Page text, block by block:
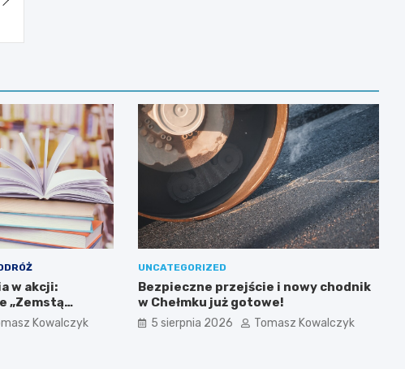
w akcji:
„Zemstą
Kowalczyk
UNCATEGORIZED
Bezpieczne przejście i nowy chodnik
w Chełmku już gotowe!
5 sierpnia 2026 Tomasz Kowalczyk